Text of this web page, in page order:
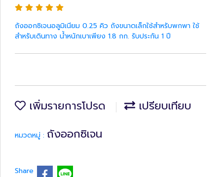
ถังออกซิเจนอลูมิเนียม 0.25 คิว ถังขนาดเล็กใช้สำหรับพกพา ใช้
สำหรับเดินทาง น้ำหนักเบาเพียง 1.8 กก. รับประกัน 1 ปี
เพิ่มรายการโปรด เปรียบเทียบ
หมวดหมู่ : ถังออกซิเจน
Share